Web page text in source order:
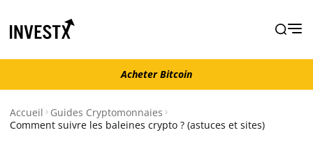
Acheter Bitcoin
Acheter Bitcoin
Accueil
Guides Cryptomonnaies
Comment suivre les baleines crypto ? (astuces et sites)